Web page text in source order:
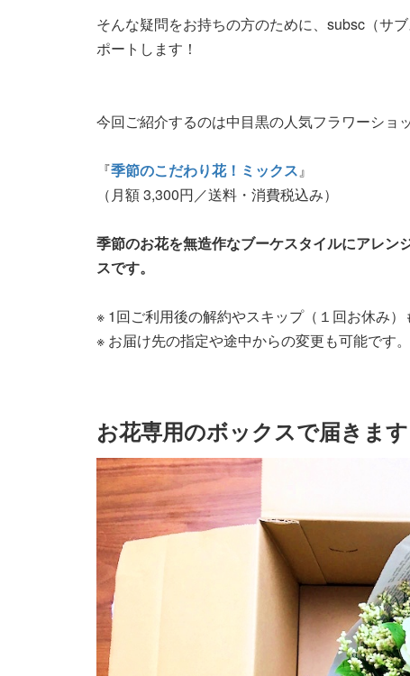
そんな疑問をお持ちの方のために、subsc（サ
ポートします！
今回ご紹介するのは中目黒の人気フラワーショ
『季節のこだわり花！ミックス 』
（月額 3,300円／送料・消費税込み）
季節のお花を無造作なブーケスタイルにアレン
スです。
※ 1回ご利用後の解約やスキップ（１回お休み）
※ お届け先の指定や途中からの変更も可能です。
お花専用のボックスで届きます